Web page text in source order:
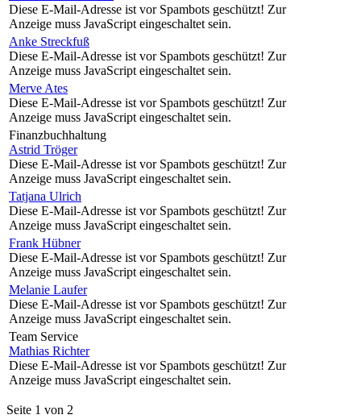
Diese E-Mail-Adresse ist vor Spambots geschützt! Zur
Anzeige muss JavaScript eingeschaltet sein.
Anke Streckfuß
Diese E-Mail-Adresse ist vor Spambots geschützt! Zur
Anzeige muss JavaScript eingeschaltet sein.
Merve Ates
Diese E-Mail-Adresse ist vor Spambots geschützt! Zur
Anzeige muss JavaScript eingeschaltet sein.
Finanzbuchhaltung
Astrid Tröger
Diese E-Mail-Adresse ist vor Spambots geschützt! Zur
Anzeige muss JavaScript eingeschaltet sein.
Tatjana Ulrich
Diese E-Mail-Adresse ist vor Spambots geschützt! Zur
Anzeige muss JavaScript eingeschaltet sein.
Frank Hübner
Diese E-Mail-Adresse ist vor Spambots geschützt! Zur
Anzeige muss JavaScript eingeschaltet sein.
Melanie Laufer
Diese E-Mail-Adresse ist vor Spambots geschützt! Zur
Anzeige muss JavaScript eingeschaltet sein.
Team Service
Mathias Richter
Diese E-Mail-Adresse ist vor Spambots geschützt! Zur
Anzeige muss JavaScript eingeschaltet sein.
Seite 1 von 2